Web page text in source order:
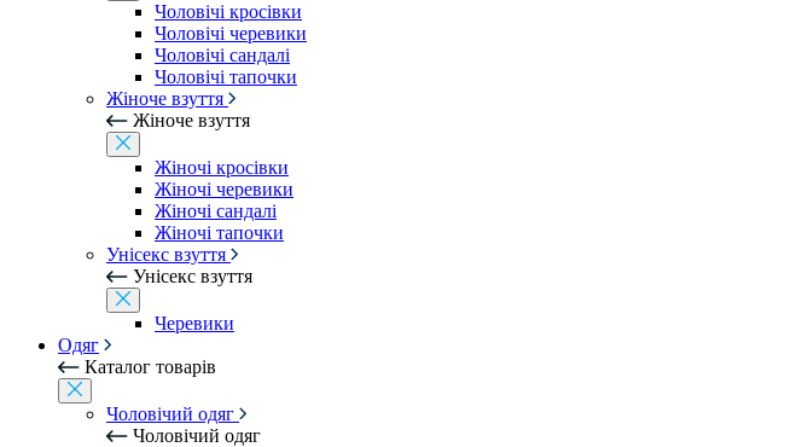
Чоловічі кросівки
Чоловічі черевики
Чоловічі сандалі
Чоловічі тапочки
Жіноче взуття
Жіноче взуття
Жіночі кросівки
Жіночі черевики
Жіночі сандалі
Жіночі тапочки
Унісекс взуття
Унісекс взуття
Черевики
Одяг
Каталог товарів
Чоловічий одяг
Чоловічий одяг